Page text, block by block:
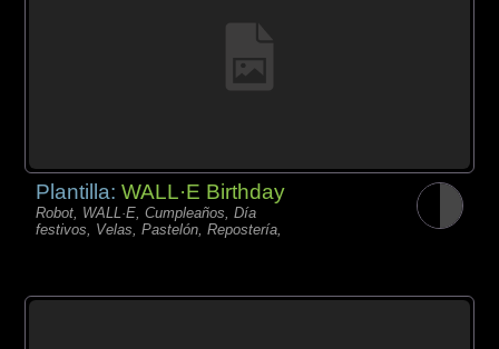
Plantilla:WALL·E Birthday
Robot, WALL·E, Cumpleaños, Día
festivos, Velas, Pastelón, Repostería,